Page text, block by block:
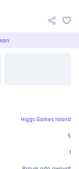
Higgs Games Island
5
1